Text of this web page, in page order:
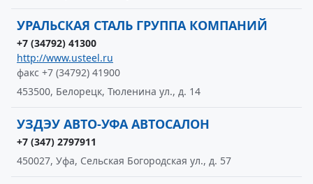
УРАЛЬСКАЯ СТАЛЬ ГРУППА КОМПАНИЙ
+7 (34792) 41300
http://www.usteel.ru
факс +7 (34792) 41900
453500, Белорецк, Тюленина ул., д. 14
УЗДЭУ АВТО-УФА АВТОСАЛОН
+7 (347) 2797911
450027, Уфа, Сельская Богородская ул., д. 57